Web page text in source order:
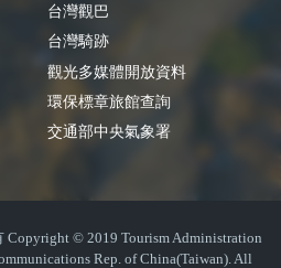
台灣觀巴
台灣騎跡
觀光多媒體開放資料
環保標章旅館查詢
交通部中央氣象署
© 2019 Tourism Administration
Rep. of China(Taiwan). All